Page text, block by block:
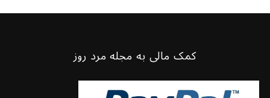
کمک مالی به مجله مرد روز